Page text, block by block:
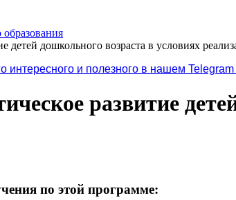
детей дошкольного возраста в условиях
интересного и полезного в нашем
развитие
по этой программе: